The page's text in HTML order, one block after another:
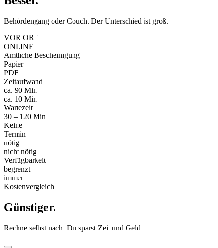
Behördengang oder Couch. Der Unterschied ist groß.
VOR ORT
ONLINE
Amtliche Bescheinigung
Papier
PDF
Zeitaufwand
ca. 90 Min
ca. 10 Min
Wartezeit
30 – 120 Min
Keine
Termin
nötig
nicht nötig
Verfügbarkeit
begrenzt
immer
Kostenvergleich
Günstiger.
Rechne selbst nach. Du sparst Zeit und Geld.